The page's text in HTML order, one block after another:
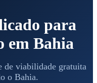
para
em Bahia
de viabilidade gratuita
o Bahia.